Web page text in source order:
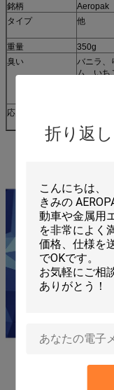
折り返
銘柄 Aeropak
タイプ
他
重量
350g
臭い
バニラ、
ム、いち
応用範囲
、タイ
ボード バ